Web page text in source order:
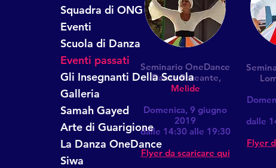
Squadra di ONG
Eventi
Scuola di Danza
Eventi passati
Gli Insegnanti Della Scuola
Galleria
Samah Gayed
Arte di Guarigione
La Danza OneDance
Siwa
Seminario OneDance
Danza Roteante,
Melide
Domenica, 9 giugno
2019
dalle 14:30 alle 19:30
Flyer da scaricare qui
dalle
Flyer